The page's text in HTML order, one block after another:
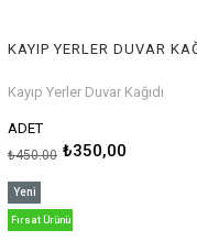
Kayıp Yerler Duvar Kağıdı
ADET
₺350,00
₺450,00
Yeni
Ürün
Fırsat Ürünü